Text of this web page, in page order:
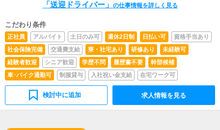
「送迎ドライバー」 の仕事情報を詳しく見る
こだわり条件
正社員 アルバイト 土日のみ可 週休2日制 日払い可
資格手当あり
社会保険完備
交通費支給 寮・社宅あり 研修あり
未経験可
経験者歓迎
シニア歓迎 学歴不問 履歴書不要
幹部候補
車･バイク通勤可
制服貸与 入社祝い金支給 在宅ワーク可
検討中に追加 求人情報を見る